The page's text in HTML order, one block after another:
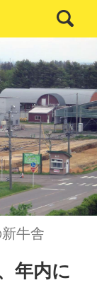
牛舎
年内に